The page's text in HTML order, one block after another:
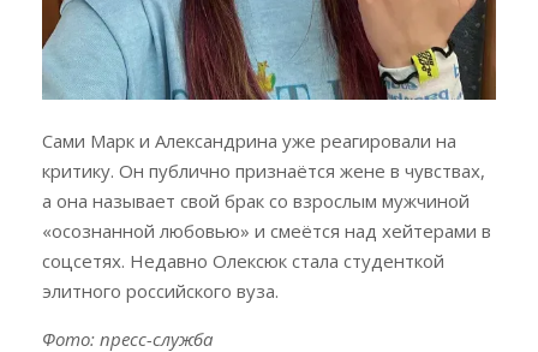
Сами Марк и Александрина уже реагировали на
критику. Он публично признаётся жене в чувствах,
а она называет свой брак со взрослым мужчиной
«осознанной любовью» и смеётся над хейтерами в
соцсетях. Недавно Олексюк стала студенткой
элитного российского вуза.
Фото: пресс-служба